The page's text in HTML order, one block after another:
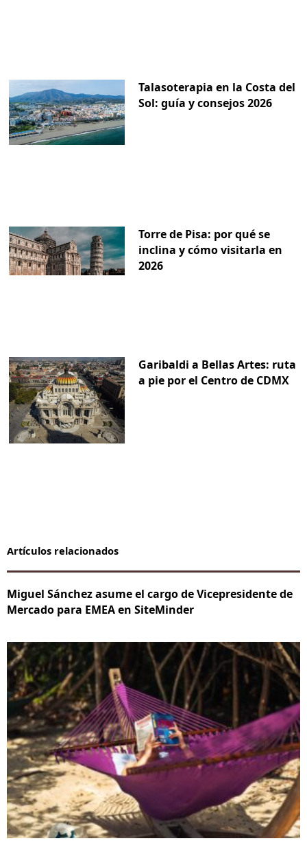
Talasoterapia en la Costa del
Sol: guía y consejos 2026
Torre de Pisa: por qué se
inclina y cómo visitarla en
2026
Garibaldi a Bellas Artes: ruta
a pie por el Centro de CDMX
Artículos relacionados
Miguel Sánchez asume el cargo de Vicepresidente de
Mercado para EMEA en SiteMinder